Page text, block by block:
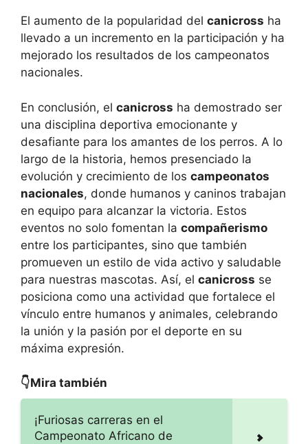
El aumento de la popularidad del canicross ha
llevado a un incremento en la participación y ha
mejorado los resultados de los campeonatos
nacionales.
En conclusión, el canicross ha demostrado ser
una disciplina deportiva emocionante y
desafiante para los amantes de los perros. A lo
largo de la historia, hemos presenciado la
evolución y crecimiento de los campeonatos
nacionales, donde humanos y caninos trabajan
en equipo para alcanzar la victoria. Estos
eventos no solo fomentan la compañerismo
entre los participantes, sino que también
promueven un estilo de vida activo y saludable
para nuestras mascotas. Así, el canicross se
posiciona como una actividad que fortalece el
vínculo entre humanos y animales, celebrando
la unión y la pasión por el deporte en su
máxima expresión.
👇Mira también
¡Furiosas carreras en el
Campeonato Africano de